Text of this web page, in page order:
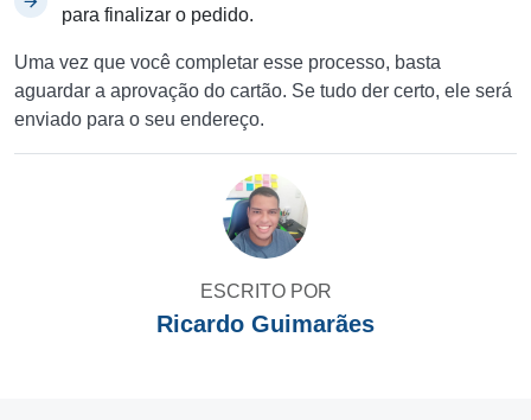
para finalizar o pedido.
Uma vez que você completar esse processo, basta
aguardar a aprovação do cartão. Se tudo der certo, ele será
enviado para o seu endereço.
ESCRITO POR
Ricardo Guimarães